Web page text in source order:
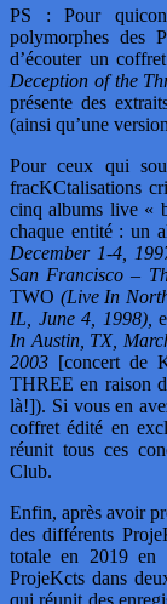
PS : Pour
polymorphes des
d’écouter un
Deception of the
présente des
(ainsi qu’une
Pour ceux qui
fracKCtalisations
cinq albums live «
chaque entité : un
December 1-4,
San Francisco –
TWO (Live In
IL, June 4, 1998),
In Austin, TX,
2003 [concert de
THREE en raison
là!]). Si vous en
coffret édité en
réunit tous ces
Club.
Enfin, après avoir
des différents
totale en 2019 en
ProjeKcts dans